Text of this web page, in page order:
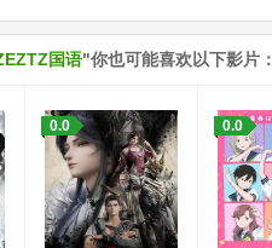
国语"你也可能喜欢以下影片：
0.0 0.0